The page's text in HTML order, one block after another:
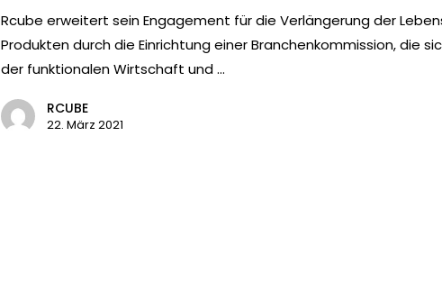
Rcube erweitert sein Engagement für die Verlängerung der
Produkten durch die Einrichtung einer Branchenkommission, die
der funktionalen Wirtschaft und ...
RCUBE
22. März 2021